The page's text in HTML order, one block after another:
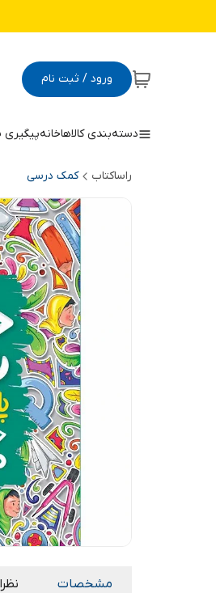
ورود / ثبت نام
دسته‌بندی کالاهاخانه
راساکتاب کمک درسی
مشخصات